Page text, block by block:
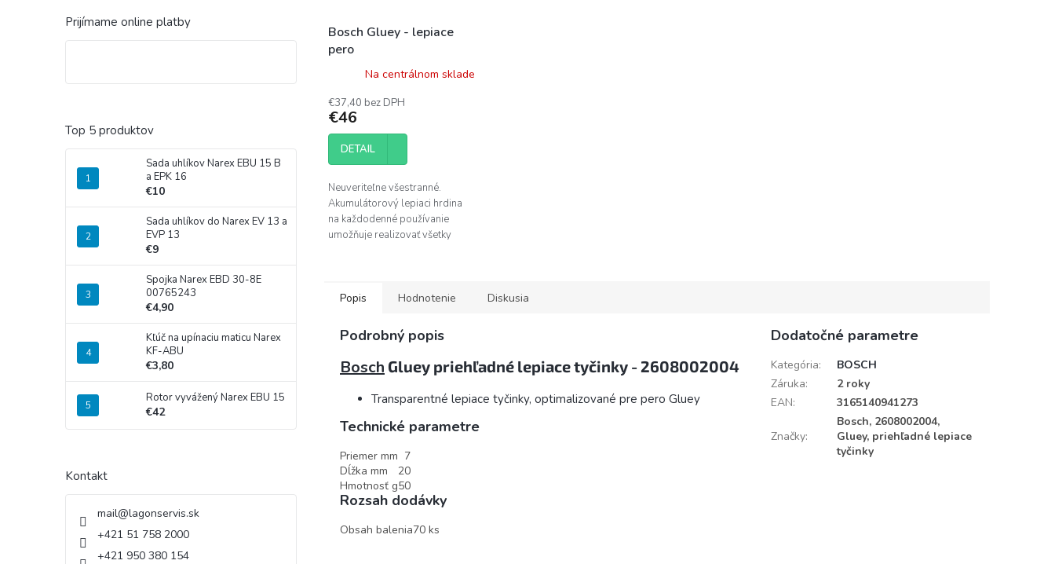
Prijímame online platby
Top 5 produktov
Sada uhlíkov Narex EBU 15 B
a EPK 16
€10
Sada uhlíkov do Narex EV 13 a
EVP 13
€9
Spojka Narex EBD 30-8E
00765243
€4,90
Kľúč na upínaciu maticu Narex
KF-ABU
€3,80
Rotor vyvážený Narex EBU 15
€42
Kontakt
mail@lagonservis.sk
+421 51 758 2000
+421 950 380 154
Bosch Gluey - lepiace
pero
Na centrálnom sklade
€37,40 bez DPH
€46
DETAIL
Neuveriteľne všestranné.
Akumulátorový lepiaci hrdina
na každodenné používanie
umožňuje realizovať všetky
Popis Hodnotenie Diskusia
Podrobný popis
Bosch Gluey priehľadné lepiace tyčinky - 2608002004
Transparentné lepiace tyčinky, optimalizované pre pero Gluey
Technické parametre
Priemer mm 7
Dĺžka mm
20
Hmotnosť g50
Rozsah dodávky
Obsah balenia70 ks
Dodatočné parametre
Kategória:
BOSCH
Záruka:
2 roky
EAN: 3165140941273
Značky:
Bosch, 2608002004,
Gluey, priehľadné lepiace
tyčinky